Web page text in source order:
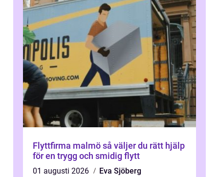
Flyttfirma malmö så väljer du rätt hjälp
för en trygg och smidig flytt
01 augusti 2026
Eva Sjöberg